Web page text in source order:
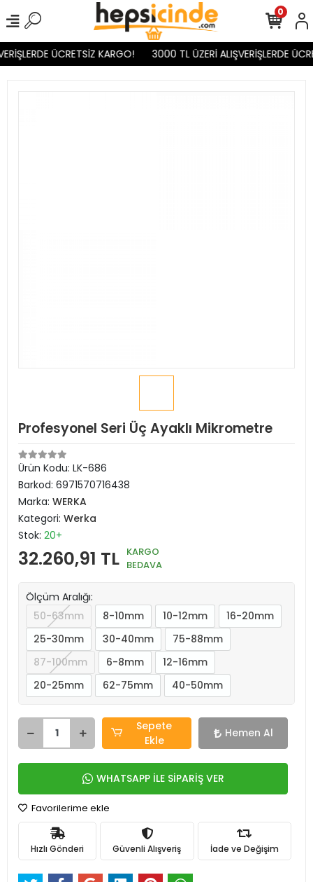
ÜCRETSİZ KARGO! 3000 TL ÜZERİ ALIŞVERİŞLERDE
0
Profesyonel Seri Üç Ayaklı Mikrometre
Ürün Kodu: LK-686
Barkod: 6971570716438
Marka: WERKA
Kategori: Werka
Stok: 20+
32.260,91 TL KARGO
BEDAVA
Ölçüm Aralığı:
50-63mm
8-10mm 10-12mm
16-20mm
25-30mm
30-40mm
75-88mm
87-100mm
6-8mm
12-16mm
20-25mm
62-75mm 40-50mm
Sepete
Ekle
Hemen Al
WHATSAPP İLE SİPARİŞ VER
Favorilerime ekle
Hızlı Gönderi Güvenli Alışveriş İade ve Değişim